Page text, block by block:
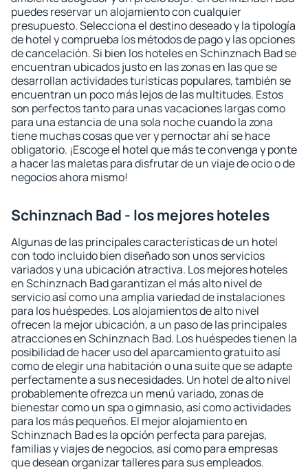
puedes reservar un alojamiento con cualquier
presupuesto. Selecciona el destino deseado y la tipología
de hotel y comprueba los métodos de pago y las opciones
de cancelación. Si bien los hoteles en Schinznach Bad se
encuentran ubicados justo en las zonas en las que se
desarrollan actividades turísticas populares, también se
encuentran un poco más lejos de las multitudes. Estos
son perfectos tanto para unas vacaciones largas como
para una estancia de una sola noche cuando la zona
tiene muchas cosas que ver y pernoctar ahí se hace
obligatorio. ¡Escoge el hotel que más te convenga y ponte
a hacer las maletas para disfrutar de un viaje de ocio o de
negocios ahora mismo!
Schinznach Bad - los mejores hoteles
Algunas de las principales características de un hotel
con todo incluido bien diseñado son unos servicios
variados y una ubicación atractiva. Los mejores hoteles
en Schinznach Bad garantizan el más alto nivel de
servicio así como una amplia variedad de instalaciones
para los huéspedes. Los alojamientos de alto nivel
ofrecen la mejor ubicación, a un paso de las principales
atracciones en Schinznach Bad. Los huéspedes tienen la
posibilidad de hacer uso del aparcamiento gratuito así
como de elegir una habitación o una suite que se adapte
perfectamente a sus necesidades. Un hotel de alto nivel
probablemente ofrezca un menú variado, zonas de
bienestar como un spa o gimnasio, así como actividades
para los más pequeños. El mejor alojamiento en
Schinznach Bad es la opción perfecta para parejas,
familias y viajes de negocios, así como para empresas
que desean organizar talleres para sus empleados.